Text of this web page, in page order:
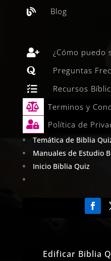
 Blog
 ¿Cómo puedo
 Preguntas
 Recursos
 Terminos y
 Política de
Temática de Biblia
Manuales de Estudio
Inicio Biblia Quiz
Edificar Biblia